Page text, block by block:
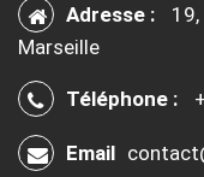
Adresse :
Marseille
Téléphone :
Email